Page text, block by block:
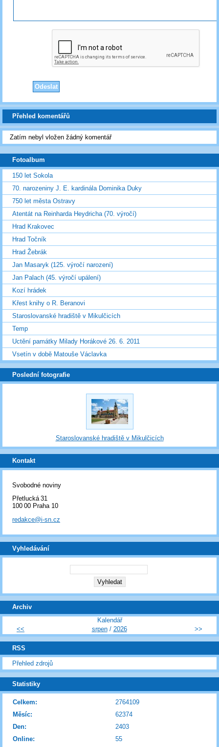
Přehled komentářů
Zatím nebyl vložen žádný komentář
Fotoalbum
150 let Sokola
70. narozeniny J. E. kardinála Dominika Duky
750 let města Ostravy
Atentát na Reinharda Heydricha (70. výročí)
Hrad Krakovec
Hrad Točník
Hrad Žebrák
Jan Masaryk (125. výročí narození)
Jan Palach (45. výročí upálení)
Kozí hrádek
Křest knihy o R. Beranovi
Staroslovanské hradiště v Mikulčicích
Temp
Uctění památky Milady Horákové 26. 6. 2011
Vsetín v době Matouše Václavka
Poslední fotografie
Staroslovanské hradiště v Mikulčicích
Kontakt
Svobodné noviny
Přetlucká 31
100 00 Praha 10
redakce@i-sn.cz
Vyhledávání
Archiv
Kalendář
<<
srpen/ 2026 >>
RSS
Přehled zdrojů
Statistiky
Online: 55
Celkem:
2764109
Měsíc:
62374
Den:
2403